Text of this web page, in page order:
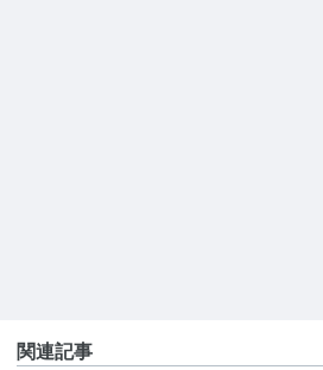
関連記事